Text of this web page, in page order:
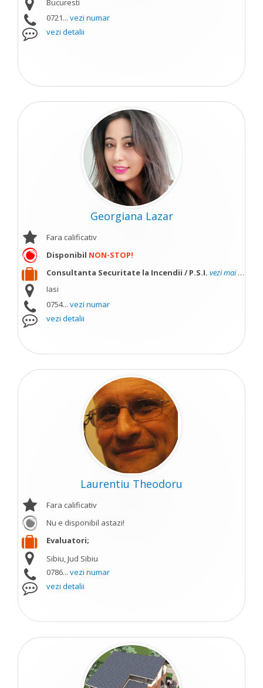
Bucuresti
0721... vezi numar
vezi detalii
Georgiana Lazar
Fara calificativ
Disponibil NON-STOP!
Consultanta Securitate la Incendii / P.S.I. vezi mai mult
Iasi
0754... vezi numar
vezi detalii
Laurentiu Theodoru
Fara calificativ
Nu e disponibil astazi!
Evaluatori;
Sibiu, Jud Sibiu
0786... vezi numar
vezi detalii